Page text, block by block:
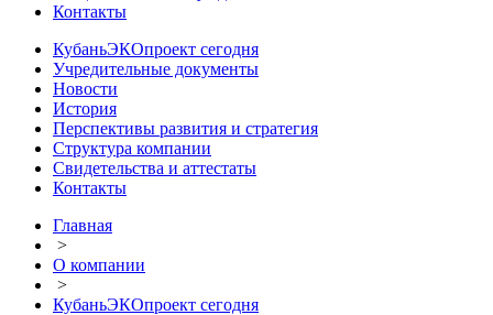
Контакты
КубаньЭКОпроект сегодня
Учредительные документы
Новости
История
Перспективы развития и стратегия
Структура компании
Свидетельства и аттестаты
Контакты
Главная
>
О компании
>
КубаньЭКОпроект сегодня